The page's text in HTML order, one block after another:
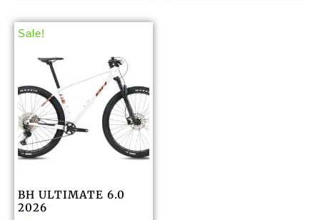
Sale!
BH ULTIMATE 6.0
2026